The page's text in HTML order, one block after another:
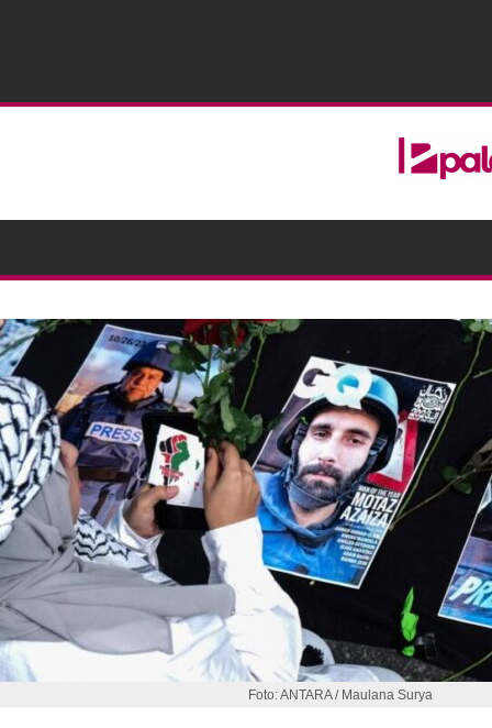
Foto: ANTARA / Maulana Surya